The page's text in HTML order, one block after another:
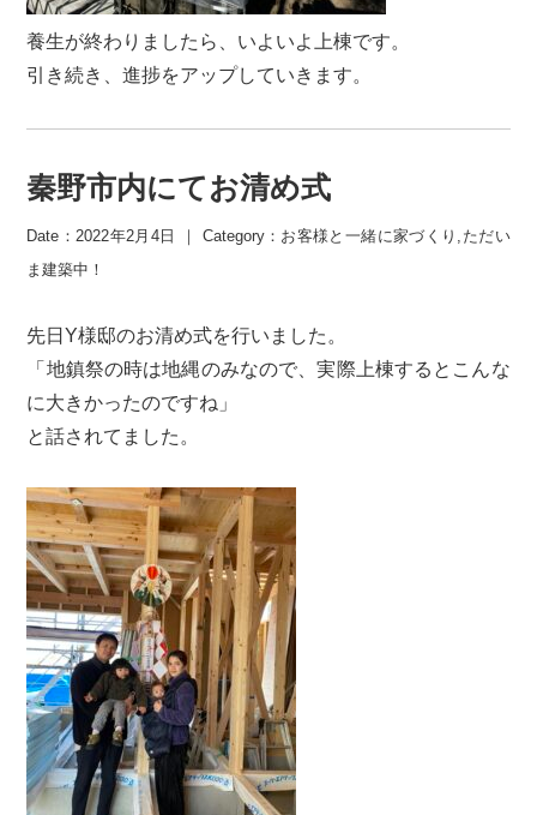
養生が終わりましたら、いよいよ上棟です。
引き続き、進捗をアップしていきます。
秦野市内にてお清め式
Date：2022年2月4日 ｜ Category： お客様と一緒に家づくり , ただい
ま建築中！
先日Y様邸のお清め式を行いました。
「地鎮祭の時は地縄のみなので、実際上棟するとこんな
に大きかったのですね」
と話されてました。